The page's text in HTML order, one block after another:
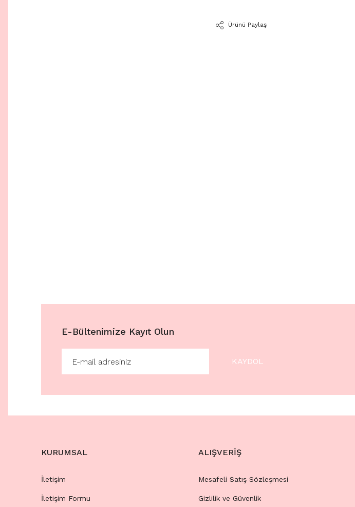
Ürünü Paylaş
E-Bültenimize Kayıt Olun
KAYDOL
KURUMSAL
İletişim
İletişim Formu
ALIŞVERİŞ
Mesafeli Satış Sözleşmesi
Gizlilik ve Güvenlik